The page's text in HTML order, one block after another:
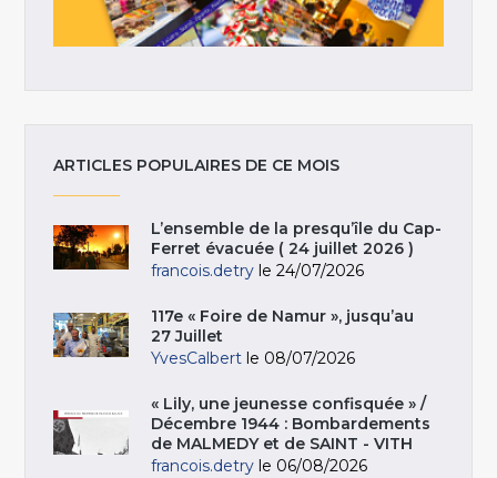
ARTICLES POPULAIRES DE CE MOIS
L’ensemble de la presqu’île du Cap-
Ferret évacuée ( 24 juillet 2026 )
francois.detry le 24/07/2026
117e « Foire de Namur », jusqu’au
27 Juillet
YvesCalbert le 08/07/2026
« Lily, une jeunesse confisquée » /
Décembre 1944 : Bombardements
de MALMEDY et de SAINT - VITH
francois.detry le 06/08/2026